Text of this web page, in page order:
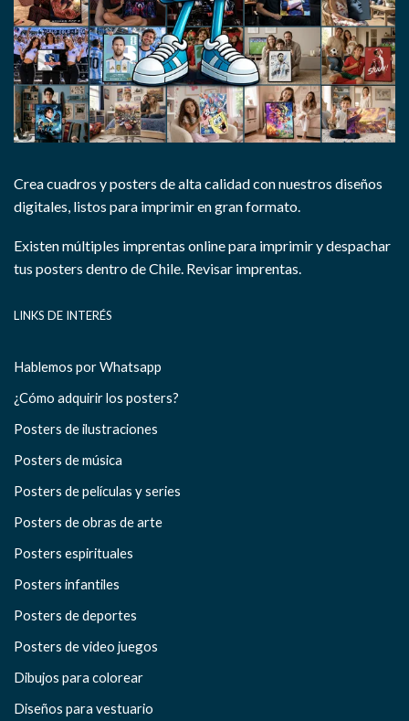
Crea cuadros y posters de alta calidad con nuestros diseños
digitales, listos para imprimir en gran formato.
Existen múltiples imprentas online para imprimir y despachar
tus posters dentro de Chile. Revisar imprentas.
LINKS DE INTERÉS
Hablemos por Whatsapp
¿Cómo adquirir los posters?
Posters de ilustraciones
Posters de música
Posters de películas y series
Posters de obras de arte
Posters espirituales
Posters infantiles
Posters de deportes
Posters de video juegos
Dibujos para colorear
Diseños para vestuario